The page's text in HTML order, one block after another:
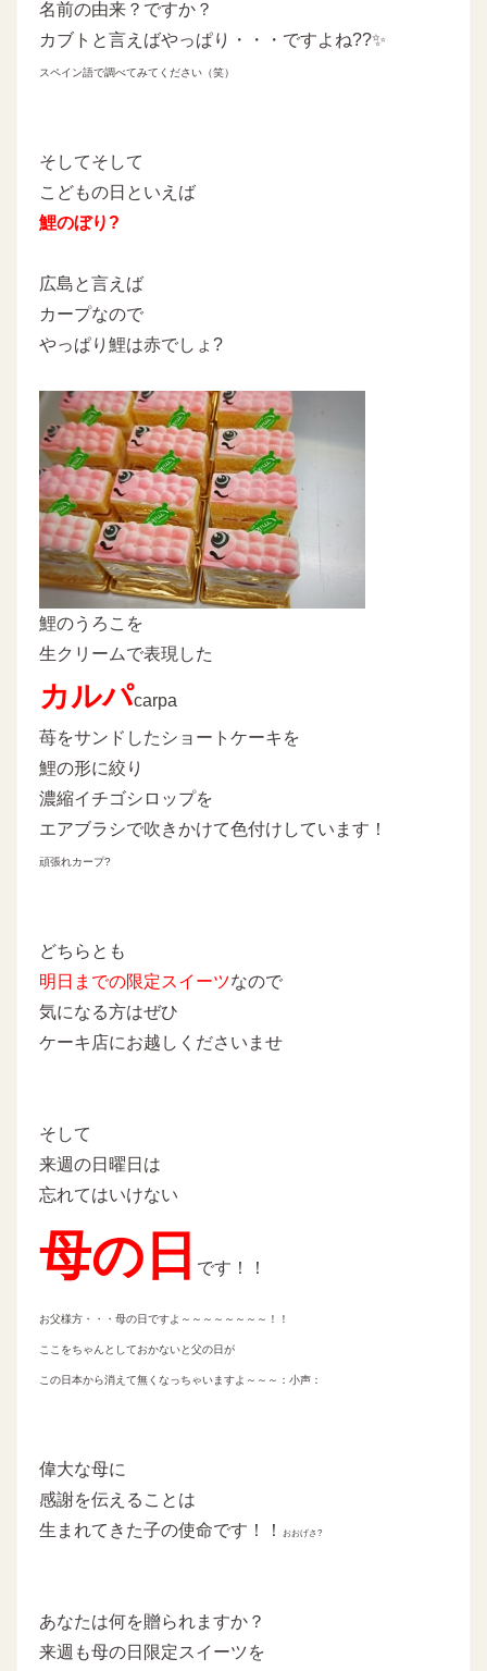
名前の由来？ですか？
カブトと言えばやっぱり・・・ですよね??✨
スペイン語で調べてみてください（笑）
そしてそして
こどもの日といえば
鯉のぼり?
広島と言えば
カープなので
やっぱり鯉は赤でしょ?
鯉のうろこを
生クリームで表現した
カルパcarpa
苺をサンドしたショートケーキを
鯉の形に絞り
濃縮イチゴシロップを
エアブラシで吹きかけて色付けしています！
頑張れカープ?
どちらとも
明日までの限定スイーツなので
気になる方はぜひ
ケーキ店にお越しくださいませ
そして
来週の日曜日は
忘れてはいけない
母の日 です！！
お父様方・・・母の日ですよ～～～～～～～～！！
ここをちゃんとしておかないと父の日が
この日本から消えて無くなっちゃいますよ～～～：小声：
偉大な母に
感謝を伝えることは
生まれてきた子の使命です！！
おおげさ?
あなたは何を贈られますか？
来週も母の日限定スイーツを